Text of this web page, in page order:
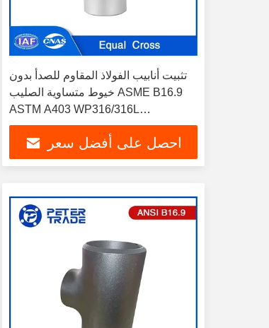
تثبيت أنابيب الفولاذ المقاوم للصدأ بدون
خيوط متساوية الصليب ASME B16.9
ASTM A403 WP316/316L
WP304/304L لحلول الأنابيب
احصل على أفضل سعر